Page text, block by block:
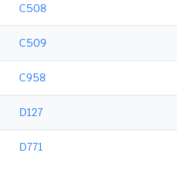
C508
C509
C958
D127
D771